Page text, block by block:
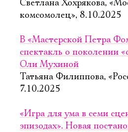
Светлана Хохрякова,
комсомолец», 8.10.2025
В «Мастерской Петра
спектакль о поколении
Оли Мухиной
Татьяна Филиппова,
7.10.2025
«Игра для ума в семи
эпизодах». Новая